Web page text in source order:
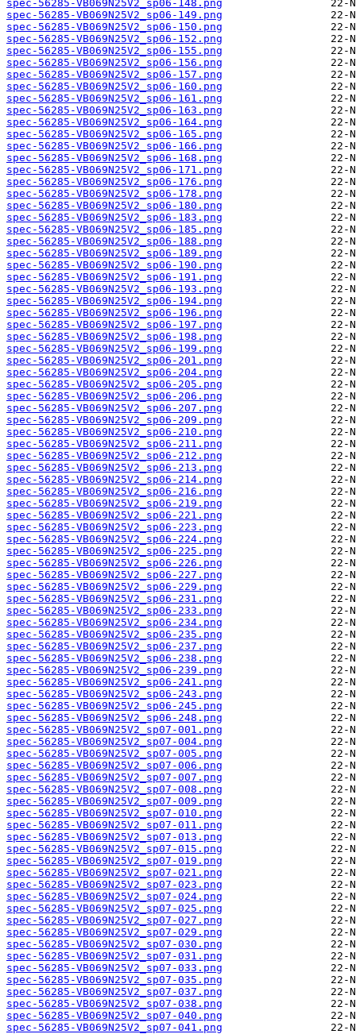
spec-56285-VB069N25V2_sp06-148.png
spec-56285-VB069N25V2_sp06-149.png
spec-56285-VB069N25V2_sp06-150.png
spec-56285-VB069N25V2_sp06-152.png
spec-56285-VB069N25V2_sp06-155.png
spec-56285-VB069N25V2_sp06-156.png
spec-56285-VB069N25V2_sp06-157.png
spec-56285-VB069N25V2_sp06-160.png
spec-56285-VB069N25V2_sp06-161.png
spec-56285-VB069N25V2_sp06-163.png
spec-56285-VB069N25V2_sp06-164.png
spec-56285-VB069N25V2_sp06-165.png
spec-56285-VB069N25V2_sp06-166.png
spec-56285-VB069N25V2_sp06-168.png
spec-56285-VB069N25V2_sp06-171.png
spec-56285-VB069N25V2_sp06-176.png
spec-56285-VB069N25V2_sp06-178.png
spec-56285-VB069N25V2_sp06-180.png
spec-56285-VB069N25V2_sp06-183.png
spec-56285-VB069N25V2_sp06-185.png
spec-56285-VB069N25V2_sp06-188.png
spec-56285-VB069N25V2_sp06-189.png
spec-56285-VB069N25V2_sp06-190.png
spec-56285-VB069N25V2_sp06-191.png
spec-56285-VB069N25V2_sp06-193.png
spec-56285-VB069N25V2_sp06-194.png
spec-56285-VB069N25V2_sp06-196.png
spec-56285-VB069N25V2_sp06-197.png
spec-56285-VB069N25V2_sp06-198.png
spec-56285-VB069N25V2_sp06-199.png
spec-56285-VB069N25V2_sp06-201.png
spec-56285-VB069N25V2_sp06-204.png
spec-56285-VB069N25V2_sp06-205.png
spec-56285-VB069N25V2_sp06-206.png
spec-56285-VB069N25V2_sp06-207.png
spec-56285-VB069N25V2_sp06-209.png
spec-56285-VB069N25V2_sp06-210.png
spec-56285-VB069N25V2_sp06-211.png
spec-56285-VB069N25V2_sp06-212.png
spec-56285-VB069N25V2_sp06-213.png
spec-56285-VB069N25V2_sp06-214.png
spec-56285-VB069N25V2_sp06-216.png
spec-56285-VB069N25V2_sp06-219.png
spec-56285-VB069N25V2_sp06-221.png
spec-56285-VB069N25V2_sp06-223.png
spec-56285-VB069N25V2_sp06-224.png
spec-56285-VB069N25V2_sp06-225.png
spec-56285-VB069N25V2_sp06-226.png
spec-56285-VB069N25V2_sp06-227.png
spec-56285-VB069N25V2_sp06-229.png
spec-56285-VB069N25V2_sp06-231.png
spec-56285-VB069N25V2_sp06-233.png
spec-56285-VB069N25V2_sp06-234.png
spec-56285-VB069N25V2_sp06-235.png
spec-56285-VB069N25V2_sp06-237.png
spec-56285-VB069N25V2_sp06-238.png
spec-56285-VB069N25V2_sp06-239.png
spec-56285-VB069N25V2_sp06-241.png
spec-56285-VB069N25V2_sp06-243.png
spec-56285-VB069N25V2_sp06-245.png
spec-56285-VB069N25V2_sp06-248.png
spec-56285-VB069N25V2_sp07-001.png
spec-56285-VB069N25V2_sp07-004.png
spec-56285-VB069N25V2_sp07-005.png
spec-56285-VB069N25V2_sp07-006.png
spec-56285-VB069N25V2_sp07-007.png
spec-56285-VB069N25V2_sp07-008.png
spec-56285-VB069N25V2_sp07-009.png
spec-56285-VB069N25V2_sp07-010.png
spec-56285-VB069N25V2_sp07-011.png
spec-56285-VB069N25V2_sp07-013.png
spec-56285-VB069N25V2_sp07-015.png
spec-56285-VB069N25V2_sp07-019.png
spec-56285-VB069N25V2_sp07-021.png
spec-56285-VB069N25V2_sp07-023.png
spec-56285-VB069N25V2_sp07-024.png
spec-56285-VB069N25V2_sp07-025.png
spec-56285-VB069N25V2_sp07-027.png
spec-56285-VB069N25V2_sp07-029.png
spec-56285-VB069N25V2_sp07-030.png
spec-56285-VB069N25V2_sp07-031.png
spec-56285-VB069N25V2_sp07-033.png
spec-56285-VB069N25V2_sp07-035.png
spec-56285-VB069N25V2_sp07-037.png
spec-56285-VB069N25V2_sp07-038.png
spec-56285-VB069N25V2_sp07-040.png
spec-56285-VB069N25V2_sp07-041.png